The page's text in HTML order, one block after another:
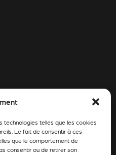
technologies telles que les cookies
Le fait de consentir à ces
que le comportement de
consentir ou de retirer son